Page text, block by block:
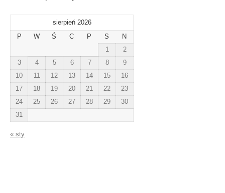
sierpień 2026
P
W Ś C P S
N
1
2
3
4 5 6 7 8
9
10
11 12 13 14 15
16
17
18 19 20 21 22
23
24
25 26 27 28 29
30
31
« sty